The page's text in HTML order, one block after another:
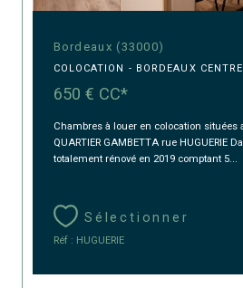
Bordeaux (33000)
COLOCATION - BORDEAUX
650 € CC*
Chambres à louer en colocation situées
QUARTIER GAMBETTA rue HUGUERIE
totalement rénové en 2019 comptant 5...
Sélectionner
Réf : HUGUERIE